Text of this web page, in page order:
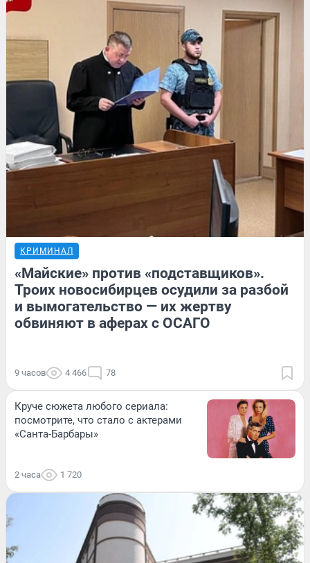
КРИМИНАЛ
«Майские» против «подставщиков».
Троих новосибирцев осудили за разбой
и вымогательство — их жертву
обвиняют в аферах с ОСАГО
9 часов 4 466 78
Круче сюжета любого сериала:
посмотрите, что стало с актерами
«Санта-Барбары»
2 часа 1 720